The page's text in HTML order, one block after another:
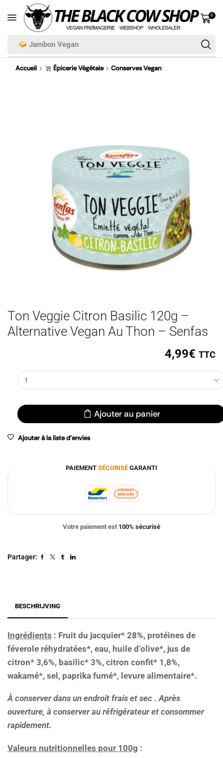
Jambon Vegan
0
Accueil Épicerie Végétale Conserves Vegan
Ton Veggie Citron Basilic 120g –
Alternative Vegan Au Thon – Senfas
4,99€ TTC
Ajouter au panier
Ajouter à la liste d'envies
PAIEMENT SÉCURISÉ GARANTI
Votre paiement est 100% sécurisé
Partager:
BESCHRIJVING
Ingrédients : Fruit du jacquier* 28%, protéines de
féverole réhydratées*, eau, huile d’olive*, jus de
citron* 3,6%, basilic* 3%, citron confit* 1,8%,
wakamé*, sel, paprika fumé*, levure alimentaire*.
À conserver dans un endroit frais et sec . Après
ouverture, à conserver au réfrigérateur et consommer
rapidement.
Valeurs nutritionnelles pour 100g :